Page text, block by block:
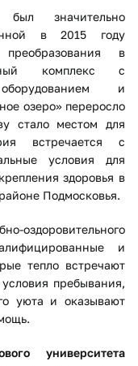
значительно
в 2015 году
в
комплекс с
и
озеро» переросло
стало местом для
встречается с
условия для
здоровья в
Подмосковья.
оздоровительного
и
тепло встречают
пребывания,
уюта и оказывают
университета